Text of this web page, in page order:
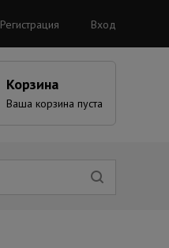
Регистрация Вход
Корзина
Ваша корзина пуста